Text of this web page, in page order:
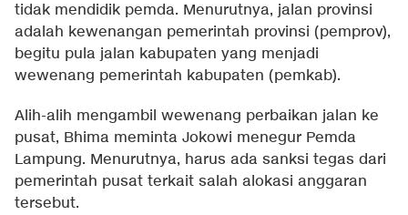
tidak mendidik pemda. Menurutnya, jalan provinsi
adalah kewenangan pemerintah provinsi (pemprov),
begitu pula jalan kabupaten yang menjadi
wewenang pemerintah kabupaten (pemkab).
Alih-alih mengambil wewenang perbaikan jalan ke
pusat, Bhima meminta Jokowi menegur Pemda
Lampung. Menurutnya, harus ada sanksi tegas dari
pemerintah pusat terkait salah alokasi anggaran
tersebut.